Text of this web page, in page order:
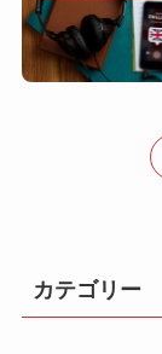
カテゴリー